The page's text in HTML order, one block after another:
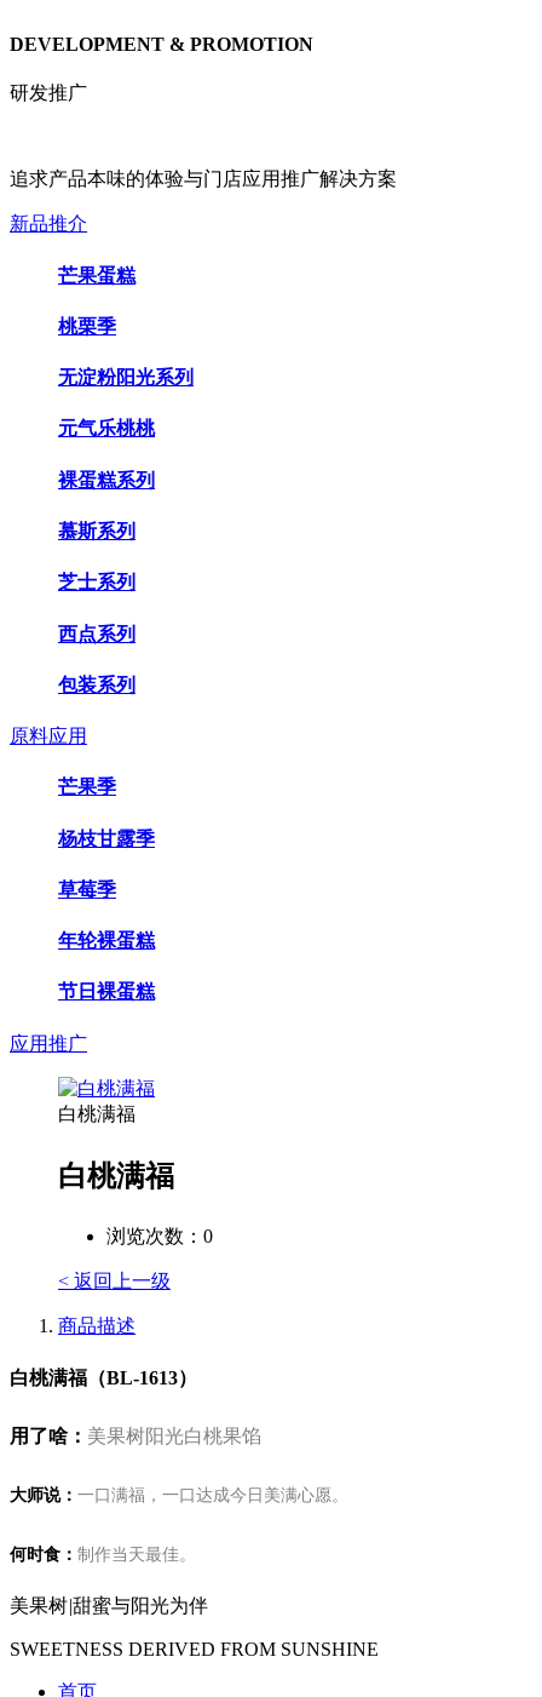
DEVELOPMENT & PROMOTION
研发推广
追求产品本味的体验与门店应用推广解决方案
新品推介
芒果蛋糕
桃栗季
无淀粉阳光系列
元气乐桃桃
裸蛋糕系列
慕斯系列
芝士系列
西点系列
包装系列
原料应用
芒果季
杨枝甘露季
草莓季
年轮裸蛋糕
节日裸蛋糕
应用推广
白桃满福
白桃满福
浏览次数： 0
< 返回上一级
商品描述
白桃满福（BL-1613）
用了啥： 美果树阳光白桃果馅
大师说： 一口满福，一口达成今日美满心愿。
何时食： 制作当天最佳。
美果树|甜蜜与阳光为伴
SWEETNESS DERIVED FROM SUNSHINE
首页